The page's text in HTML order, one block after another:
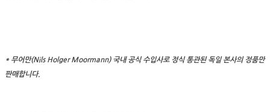
* 무어만(Nils Holger Moormann) 국내 공식 수입사로 정식 통관된 독일 본사의 정품만
판매합니다.